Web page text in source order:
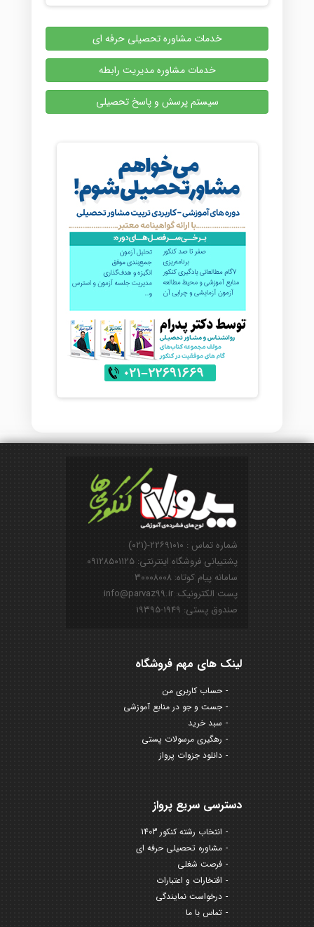
خدمات مشاوره تحصیلی حرفه ای
خدمات مشاوره مدیریت رابطه
سیستم پرسش و پاسخ تحصیلی
شماره تماس : ۲۲۶۹۱۰۱۰-(۰۲۱)
پشتیبانی فروشگاه اینترنتی: ۰۹۱۲۸۵۰۱۱۲۵
سامانه پیام کوتاه: ۳۰۰۰۸۰۰۸
پست الکترونیک: info@parvaz99.ir
صندوق پستی: ۱۹۴۹-۱۹۳۹۵
لینک های مهم فروشگاه
حساب کاربری من
جست و جو در منابع آموزشی
سبد خرید
رهگیری مرسولات پستی
دانلود جزوات پرواز
دسترسی سریع پرواز
انتخاب رشته کنکور 1403
مشاوره تحصیلی حرفه ای
فرصت شغلی
افتخارات و اعتبارات
درخواست نمایندگی
تماس با ما